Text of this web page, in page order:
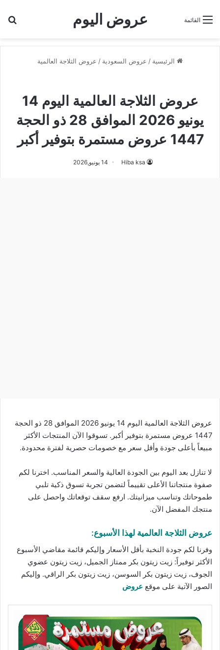
عروض اليوم القائمة
الرئيسية / عروض السعودية / عروض الثلاجة العالمية
عروض الثلاجة العالمية اليوم 14
يونيو 2026 الموافق 28 ذو الحجة
1447 عروض مستمرة بتوفير أكبر
Hiba ksa 14 يونيو,2026
عروض الثلاجة العالمية اليوم 14 يونيو 2026 الموافق 28 ذو الحجة
1447 عروض مستمرة بتوفير أكبر. تسوقوا الآن المنتجات الأكثر
مبيعاً بأعلى جودة وأقل سعر مع خصومات حصرية لفترة محدودة.
لا تنازل بعد اليوم بين الجودة العالية والسعر المناسب. اخترنا لكم
صفوة منتجاتنا الأعلى تقييماً لتضمن تجربة تسوق ذكية تلبي
طموحاتك وتناسب ميزانيتك. ارفع سقف توقعاتك واحصل على
منتجك المفضل الآن.
عروض الثلاجة العالمية لهذا الأسبوع:
وفرنا لكم جودة النخبة بأقل الأسعار وإليكم قائمة مقاضي الأسبوع
الأكثر توفيراً: زيت زيتون بكر ممتاز الجميل، زيت زيتون عضوي
الجوف، زيت زيتون بكر السوسن، زيت زيتون بكر الراقي. وإليكم
الصور الآتية على موقع عروض